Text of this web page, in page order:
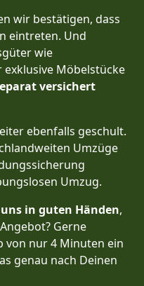
wir bestätigen, dass
eintreten. Und
wie
Möbelstücke
versichert
ebenfalls geschult.
Umzüge
Umzug.
uns in guten Händen,
Gerne
von nur 4 Minuten ein
genau nach Deinen